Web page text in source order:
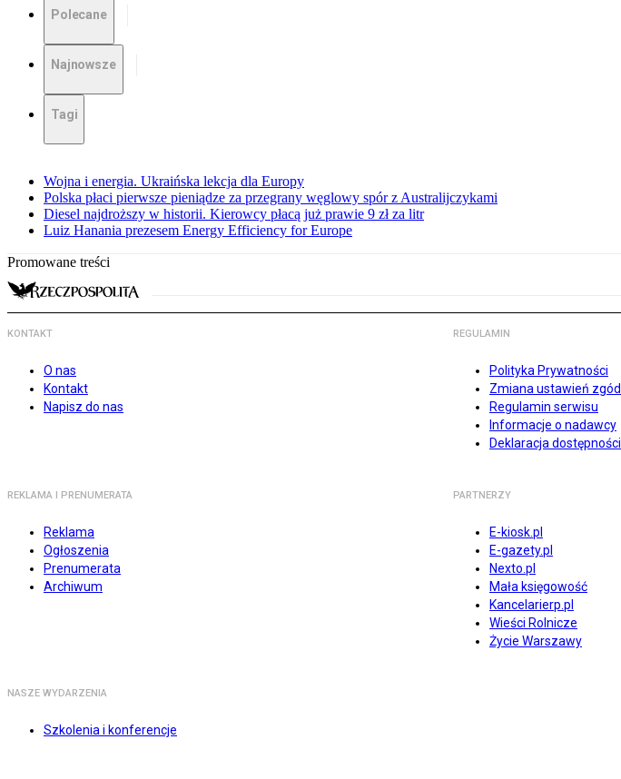
Polecane
Najnowsze
Tagi
Wojna i energia. Ukraińska lekcja dla Europy
Polska płaci pierwsze pieniądze za przegrany węglowy spór z Australijczykami
Diesel najdroższy w historii. Kierowcy płacą już prawie 9 zł za litr
Luiz Hanania prezesem Energy Efficiency for Europe
Promowane treści
KONTAKT
O nas
Kontakt
Napisz do nas
REGULAMIN
Polityka Prywatności
Zmiana ustawień zgód
Regulamin serwisu
Informacje o nadawcy
Deklaracja dostępności
REKLAMA I PRENUMERATA
Reklama
Ogłoszenia
Prenumerata
Archiwum
PARTNERZY
E-kiosk.pl
E-gazety.pl
Nexto.pl
Mała księgowość
Kancelarierp.pl
Wieści Rolnicze
Życie Warszawy
NASZE WYDARZENIA
Szkolenia i konferencje